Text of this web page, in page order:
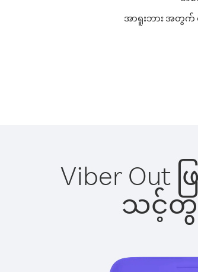
အာရူးဘား အတွက်
Viber Out
သင့်တွ